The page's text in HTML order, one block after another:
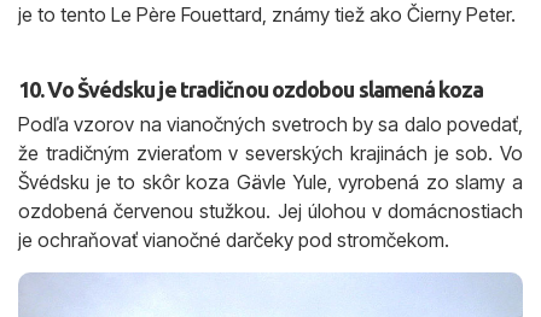
je to tento Le Père Fouettard, známy tiež ako Čierny Peter.
10. Vo Švédsku je tradičnou ozdobou slamená koza
Podľa vzorov na vianočných svetroch by sa dalo povedať,
že tradičným zvieraťom v severských krajinách je sob. Vo
Švédsku je to skôr koza Gävle Yule, vyrobená zo slamy a
ozdobená červenou stužkou. Jej úlohou v domácnostiach
je ochraňovať vianočné darčeky pod stromčekom.